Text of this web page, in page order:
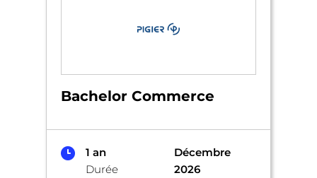
Bachelor Commerce
1 an
Durée
Décembre
2026